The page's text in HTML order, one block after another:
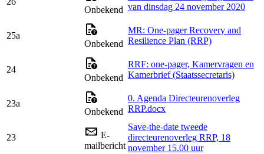
Onbekend van dinsdag 24 november 2020
25a
Onbekend
MR: One-pager Recovery and
Resilience Plan (RRP)
24
Onbekend
RRF: one-pager, Kamervragen en
Kamerbrief (Staatssecretaris)
23a
Onbekend
0. Agenda Directeurenoverleg
RRP.docx
23
E-
mailbericht
Save-the-date tweede
directeurenoverleg RRP, 18
november 15.00 uur